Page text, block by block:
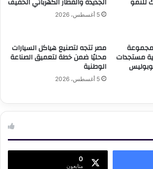
5 أغسطس، 2026
مجموعة
مستجدات
مصر تتجه لتصنيع هياكل السيارات
محليًا ضمن خطة لتعميق الصناعة
الوطنية
5 أغسطس، 2026
0
متابعون